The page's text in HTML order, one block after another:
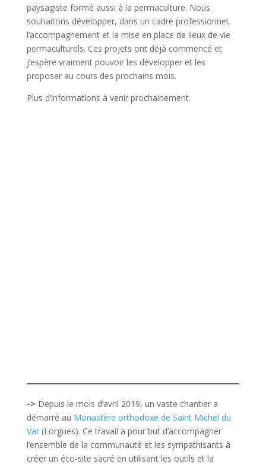
paysagiste formé aussi à la permaculture. Nous
souhaitons développer, dans un cadre professionnel,
l’accompagnement et la mise en place de lieux de vie
permaculturels. Ces projets ont déjà commencé et
j’espère vraiment pouvoir les développer et les
proposer au cours des prochains mois.
Plus d’informations à venir prochainement.
-> Depuis le mois d’avril 2019, un vaste chantier a
démarré au Monastère orthodoxe de Saint Michel du
Var(Lorgues). Ce travail a pour but d’accompagner
l’ensemble de la communauté et les sympathisants à
créer un éco-site sacré en utilisant les outils et la